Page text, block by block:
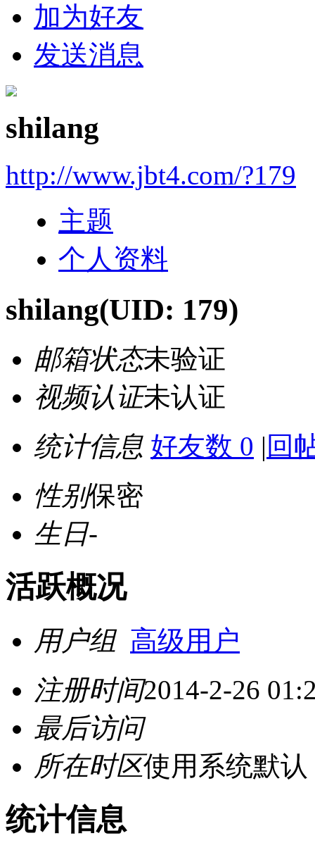
加为好友
发送消息
shilang
http://www.jbt4.com/?179
主题
个人资料
shilang(UID: 179)
邮箱状态未验证
视频认证未认证
统计信息 好友数 0 | 回
性别保密
生日-
活跃概况
用户组 高级用户
注册时间2014-2-26
最后访问
所在时区使用系统默认
统计信息